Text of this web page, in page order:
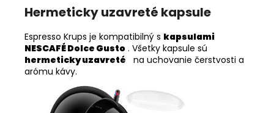
Hermeticky uzavreté kapsule
Espresso Krups je kompatibilný s kapsulami
NESCAFÉ Dolce Gusto . Všetky kapsule sú
hermeticky uzavreté
na uchovanie čerstvosti a
arómu kávy.